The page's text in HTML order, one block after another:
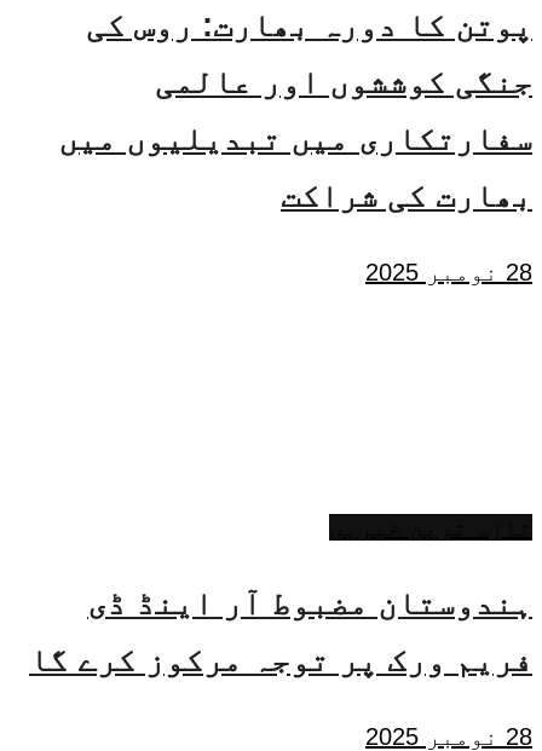
پوتن کا دورہ بھارت: روس کی
جنگی کوششوں اور عالمی
سفارتکاری میں تبدیلیوں میں
بھارت کی شراکت
28 نومبر 2025
ہندوستان مضبوط آر اینڈ ڈی
فریم ورک پر توجہ مرکوز کرے گا
28 نومبر 2025